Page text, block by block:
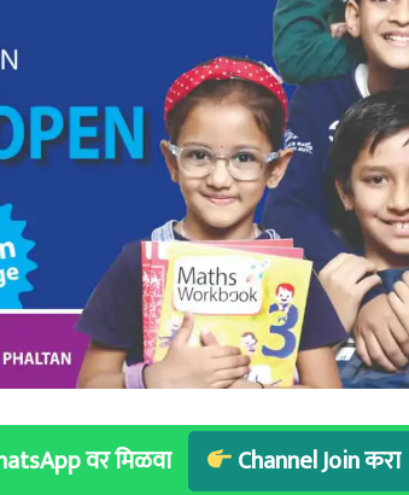
वर मिळवा Channel Join करा